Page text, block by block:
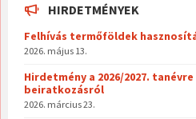
HIRDETMÉNYEK
Felhívás termőföldek
2026. május 13.
Hirdetmény a 2026/2027.
beiratkozásról
2026. március 23.